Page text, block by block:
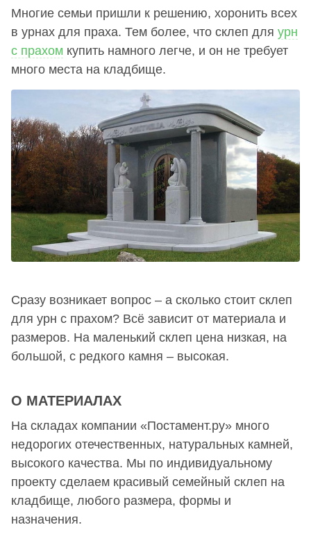
Многие семьи пришли к решению, хоронить всех
в урнах для праха. Тем более, что склеп для урн
с прахом купить намного легче, и он не требует
много места на кладбище.
Сразу возникает вопрос – а сколько стоит склеп
для урн с прахом? Всё зависит от материала и
размеров. На маленький склеп цена низкая, на
большой, с редкого камня – высокая.
О МАТЕРИАЛАХ
На складах компании «Постамент.ру» много
недорогих отечественных, натуральных камней,
высокого качества. Мы по индивидуальному
проекту сделаем красивый семейный склеп на
кладбище, любого размера, формы и
назначения.